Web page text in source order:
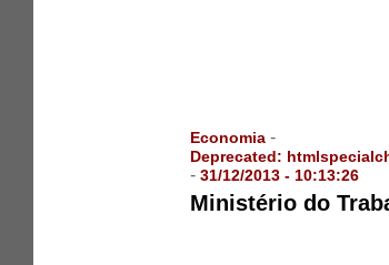
Economia -
Deprecated:
-31/12/2013 - 10:13:26
Ministério do